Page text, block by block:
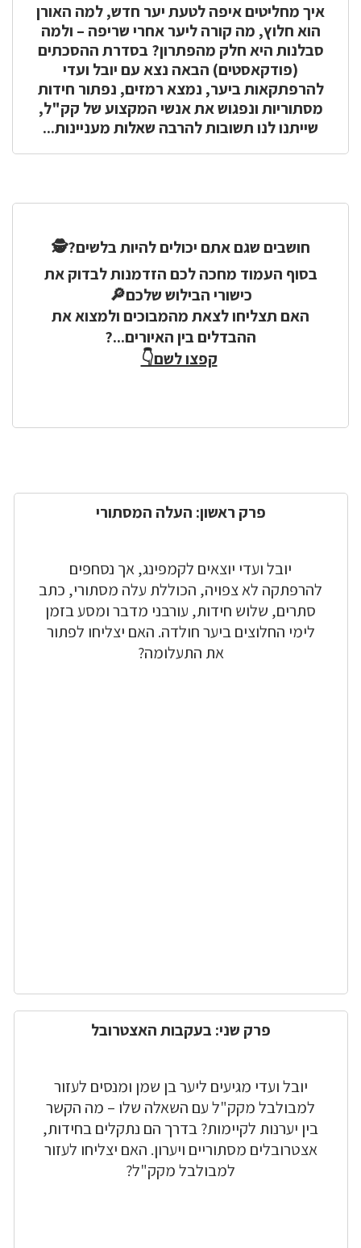
להדפסה
לשיתוף
איך מחליטים איפה לטעת יער חדש, למה האורן
הוא חלוץ, מה קורה ליער אחרי שריפה – ולמה
סבלנות היא חלק מהפתרון? בסדרת ההסכתים
(פודקאסטים) הבאה נצא עם יובל ועדי
להרפתקאות ביער, נמצא רמזים, נפתור חידות
מסתוריות ונפגוש את אנשי המקצוע של קק"ל,
שייתנו לנו תשובות להרבה שאלות מעניינות...
חושבים שגם אתם יכולים להיות בלשים?🕵️
בסוף העמוד מחכה לכם הזדמנות לבדוק את
כישורי הבילוש שלכם🔎
האם תצליחו לצאת מהמבוכים ולמצוא את
ההבדלים בין האיורים...?
קפצו לשם👇
פרק ראשון: העלה המסתורי
יובל ועדי יוצאים לקמפינג, אך נסחפים
להרפתקה לא צפויה, הכוללת עלה מסתורי, כתב
סתרים, שלוש חידות, עורבני מדבר ומסע בזמן
לימי החלוצים ביער חולדה. האם יצליחו לפתור
את התעלומה?
פרק שני: בעקבות האצטרובל
יובל ועדי מגיעים ליער בן שמן ומנסים לעזור
למבולבל מקק"ל עם השאלה שלו – מה הקשר
בין יערנות לקיימות? בדרך הם נתקלים בחידות,
אצטרובלים מסתוריים ויערון. האם יצליחו לעזור
למבולבל מקק"ל?